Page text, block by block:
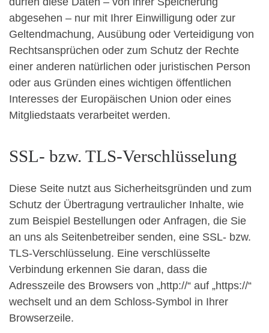
abgesehen – nur mit Ihrer Einwilligung oder zur
Geltendmachung, Ausübung oder Verteidigung von
Rechtsansprüchen oder zum Schutz der Rechte
einer anderen natürlichen oder juristischen Person
oder aus Gründen eines wichtigen öffentlichen
Interesses der Europäischen Union oder eines
Mitgliedstaats verarbeitet werden.
SSL- bzw. TLS-Verschlüsselung
Diese Seite nutzt aus Sicherheitsgründen und zum
Schutz der Übertragung vertraulicher Inhalte, wie
zum Beispiel Bestellungen oder Anfragen, die Sie
an uns als Seitenbetreiber senden, eine SSL- bzw.
TLS-Verschlüsselung. Eine verschlüsselte
Verbindung erkennen Sie daran, dass die
Adresszeile des Browsers von „http://“ auf „https://“
wechselt und an dem Schloss-Symbol in Ihrer
Browserzeile.